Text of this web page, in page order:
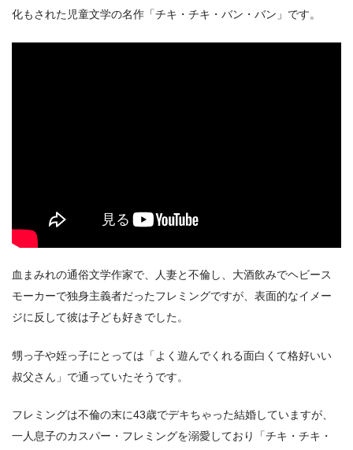
化もされた児童文学の名作「チキ・チキ・バン・バン」です。
血まみれの通俗文学作家で、人妻と不倫し、大酒飲みでヘビース
モーカーで独身主義者だったフレミングですが、表面的なイメー
ジに反して彼は子ども好きでした。
甥っ子や姪っ子にとっては「よく遊んでくれる面白くて格好いい
叔父さん」で通っていたそうです。
フレミングは不倫の末に43歳でデキちゃった結婚していますが、
一人息子のカスパー・フレミングを溺愛しており「チキ・チキ・